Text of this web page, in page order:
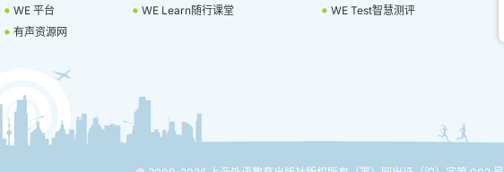
WE 平台 WE Learn随行课堂
WE Test智慧测评
有声资源网